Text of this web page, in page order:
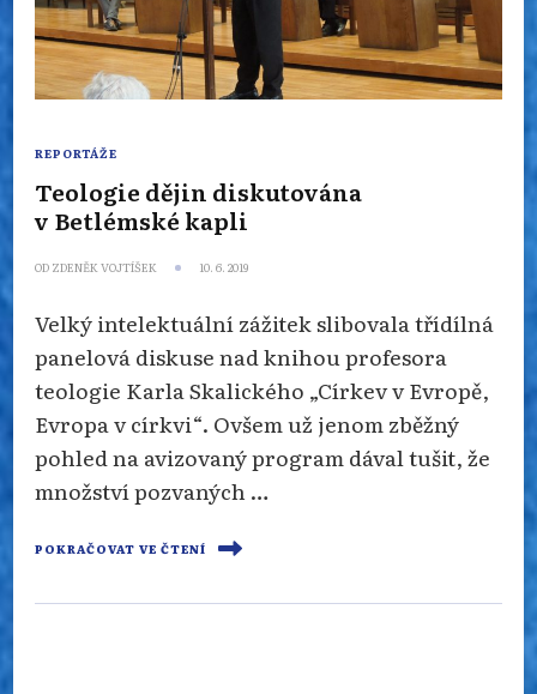
REPORTÁŽE
Teologie dějin diskutována
v Betlémské kapli
OD ZDENĚK VOJTÍŠEK 10. 6. 2019
Velký intelektuální zážitek slibovala třídílná
panelová diskuse nad knihou profesora
teologie Karla Skalického „Církev v Evropě,
Evropa v církvi“. Ovšem už jenom zběžný
pohled na avizovaný program dával tušit, že
množství pozvaných …
POKRAČOVAT VE ČTENÍ